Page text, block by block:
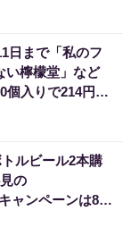
日まで「私のフ
い檸檬堂」など
個入りで214円な
ルビール2本購
の
ャンペーンは8月